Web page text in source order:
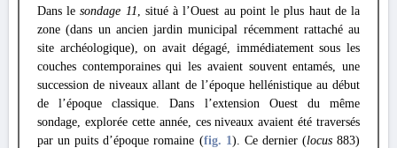
Dans le sondage 11, situé à l’Ouest au point le plus haut de la
zone (dans un ancien jardin municipal récemment rattaché au
site archéologique), on avait dégagé, immédiatement sous les
couches contemporaines qui les avaient souvent entamés, une
succession de niveaux allant de l’époque hellénistique au début
de l’époque classique. Dans l’extension Ouest du même
sondage, explorée cette année, ces niveaux avaient été traversés
par un puits d’époque romaine (fig. 1). Ce dernier (locus883)